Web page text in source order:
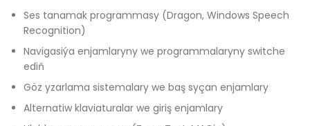
Ses tanamak programmasy (Dragon, Windows Speech
Recognition)
Navigasiýa enjamlaryny we programmalaryny switche
ediň
Göz yzarlama sistemalary we baş syçan enjamlary
Alternatiw klaviaturalar we giriş enjamlary